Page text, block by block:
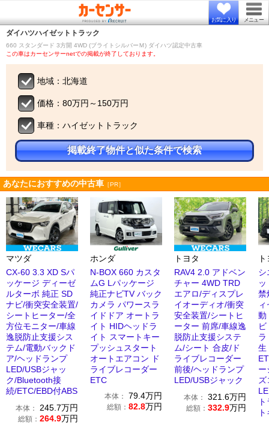
お気に入り メニュー
ダイハツハイゼットトラック
660 スタンダード 3方開 4WD (ブライトシルバーＭ) ダイハツ認定中古車
この車はカーセンサーnetでの掲載が終了しております。
地域：北海道
価格：80万円～150万円
車種：ハイゼットトラック
掲載終了物件と似た条件で検索
あなたにおすすめの中古車 ［PR］
マツダ
CX-60 3.3 XD Sパ
ッケージ ディーゼ
ルターボ 純正 SD
ナビ/衝突安全装置/
シートヒーター/全
方位モニター/車線
逸脱防止支援シス
テム/電動バックド
ア/ヘッドランプ
LED/USBジャッ
ク/Bluetooth接
続/ETC/EBD付ABS
本体： 245.7万円
総額： 264.9万円
ホンダ
N-BOX 660 カスタ
ムG Lパッケージ
純正ナビTV バック
カメラ パワースラ
イドドア オートラ
イト HIDヘッドラ
イト スマートキー
プッシュスタート
オートエアコン ド
ライブレコーダー
ETC
本体： 79.4万円
総額： 82.8万円
トヨタ
RAV4 2.0 アドベン
チャー 4WD TRD
エアロ/ディスプレ
イオーディオ/衝突
安全装置/シートヒ
ーター 前席/車線逸
脱防止支援システ
ム/シート 合皮/ド
ライブレコーダー
前後/ヘッドランプ
LED/USBジャック
本体： 321.6万円
総額： 332.9万円
シ
禁
動